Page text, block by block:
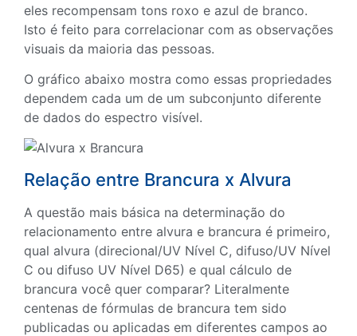
eles recompensam tons roxo e azul de branco.
Isto é feito para correlacionar com as observações
visuais da maioria das pessoas.
O gráfico abaixo mostra como essas propriedades
dependem cada um de um subconjunto diferente
de dados do espectro visível.
Relação entre Brancura x Alvura
A questão mais básica na determinação do
relacionamento entre alvura e brancura é primeiro,
qual alvura (direcional/UV Nível C, difuso/UV Nível
C ou difuso UV Nível D65) e qual cálculo de
brancura você quer comparar? Literalmente
centenas de fórmulas de brancura tem sido
publicadas ou aplicadas em diferentes campos ao